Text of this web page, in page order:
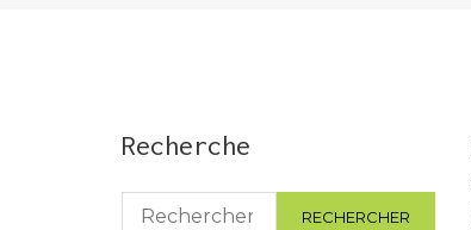
Recherche
Rechercher :